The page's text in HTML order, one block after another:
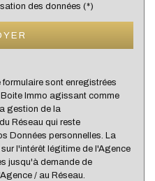
de statistiques pour
des données (*)
sont enregistrées
Immo agissant comme
gestion de la
Réseau qui reste
Données personnelles. La
l'intérêt légitime de l'Agence
jusqu'à demande de
/ au Réseau.